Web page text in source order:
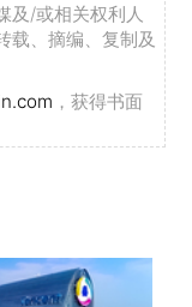
及/或相关权利人
载、摘编、复制及
，获得书面